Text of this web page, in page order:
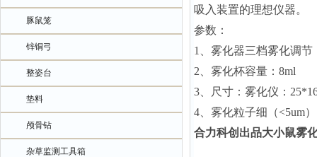
豚鼠笼
锌铜弓
整姿台
垫料
颅骨钻
杂草监测工具箱
吸入装置的理想仪器。
参数：
1、 雾化器三档雾化调节
2、 雾化杯容量： 8ml
3、尺寸：雾化仪：
4、 雾化粒子细（<5um
合力科创出品大小鼠雾